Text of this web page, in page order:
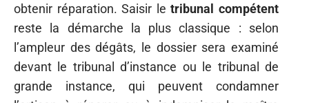
obtenir réparation. Saisir letribunal compétent
reste la démarche la plus classique : selon
l’ampleur des dégâts, le dossier sera examiné
devant le tribunal d’instance ou le tribunal de
grande instance, qui peuvent condamner